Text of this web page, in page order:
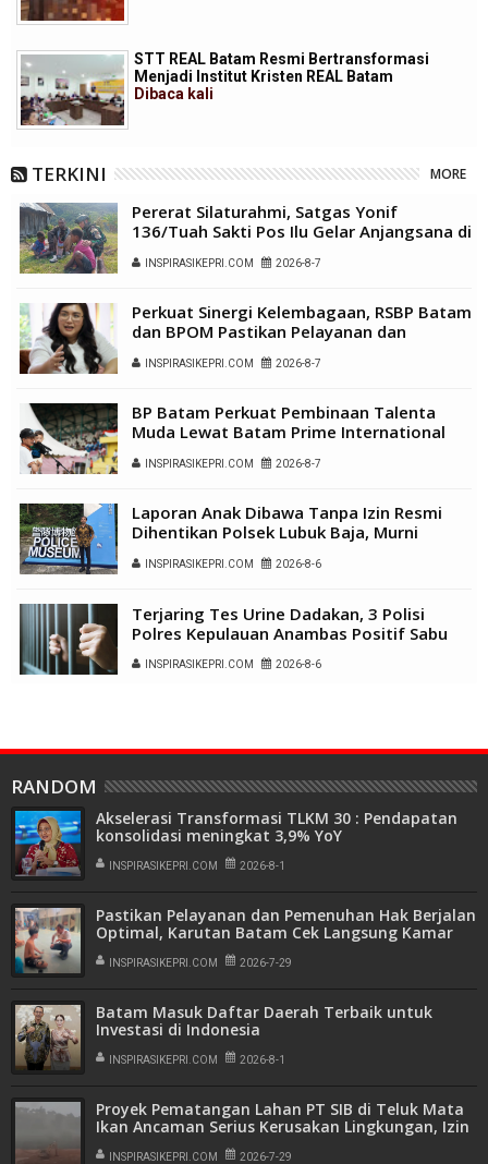
STT REAL Batam Resmi Bertransformasi
Menjadi Institut Kristen REAL Batam
Dibaca kali
TERKINI MORE
Pererat Silaturahmi, Satgas Yonif
136/Tuah Sakti Pos Ilu Gelar Anjangsana di
INSPIRASIKEPRI.COM 2026-8-7
Perkuat Sinergi Kelembagaan, RSBP Batam
dan BPOM Pastikan Pelayanan dan
INSPIRASIKEPRI.COM 2026-8-7
BP Batam Perkuat Pembinaan Talenta
Muda Lewat Batam Prime International
INSPIRASIKEPRI.COM 2026-8-7
Laporan Anak Dibawa Tanpa Izin Resmi
Dihentikan Polsek Lubuk Baja, Murni
INSPIRASIKEPRI.COM 2026-8-6
Terjaring Tes Urine Dadakan, 3 Polisi
Polres Kepulauan Anambas Positif Sabu
INSPIRASIKEPRI.COM 2026-8-6
RANDOM
Akselerasi Transformasi TLKM 30 : Pendapatan
konsolidasi meningkat 3,9% YoY
INSPIRASIKEPRI.COM 2026-8-1
Pastikan Pelayanan dan Pemenuhan Hak Berjalan
Optimal, Karutan Batam Cek Langsung Kamar
Hunian Warga Binaan
INSPIRASIKEPRI.COM 2026-7-29
Batam Masuk Daftar Daerah Terbaik untuk
Investasi di Indonesia
INSPIRASIKEPRI.COM 2026-8-1
Proyek Pematangan Lahan PT SIB di Teluk Mata
Ikan Ancaman Serius Kerusakan Lingkungan, Izin
Amdal Dipertanyakan
INSPIRASIKEPRI.COM 2026-7-29